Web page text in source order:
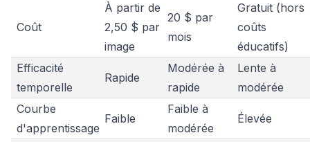
Coût
À partir de
2,50 $ par
image
20 $ par
mois
Gratuit (hors
coûts
éducatifs)
Efficacité
temporelle
Rapide
Modérée à
rapide
Lente à
modérée
Courbe
d'apprentissage
Faible
Faible à
modérée
Élevée